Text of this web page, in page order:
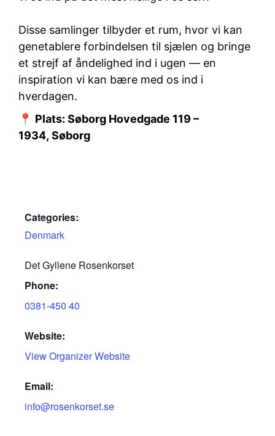
Disse samlinger tilbyder et rum, hvor vi kan
genetablere forbindelsen til sjælen og bringe
et strejf af åndelighed ind i ugen — en
inspiration vi kan bære med os ind i
hverdagen.
📍 Plats: Søborg Hovedgade 119 –
1934, Søborg
Categories:
Denmark
Det Gyllene Rosenkorset
Phone:
0381-450 40
Website:
View Organizer Website
Email:
info@rosenkorset.se